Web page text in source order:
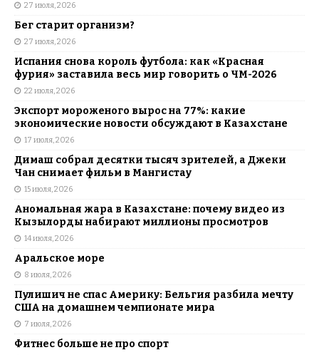
27 июля, 2026
Бег старит организм?
27 июля, 2026
Испания снова король футбола: как «Красная
фурия» заставила весь мир говорить о ЧМ-2026
22 июля, 2026
Экспорт мороженого вырос на 77%: какие
экономические новости обсуждают в Казахстане
17 июля, 2026
Димаш собрал десятки тысяч зрителей, а Джеки
Чан снимает фильм в Мангистау
15 июля, 2026
Аномальная жара в Казахстане: почему видео из
Кызылорды набирают миллионы просмотров
14 июля, 2026
Аральское море
8 июля, 2026
Пулишич не спас Америку: Бельгия разбила мечту
США на домашнем чемпионате мира
7 июля, 2026
Фитнес больше не про спорт